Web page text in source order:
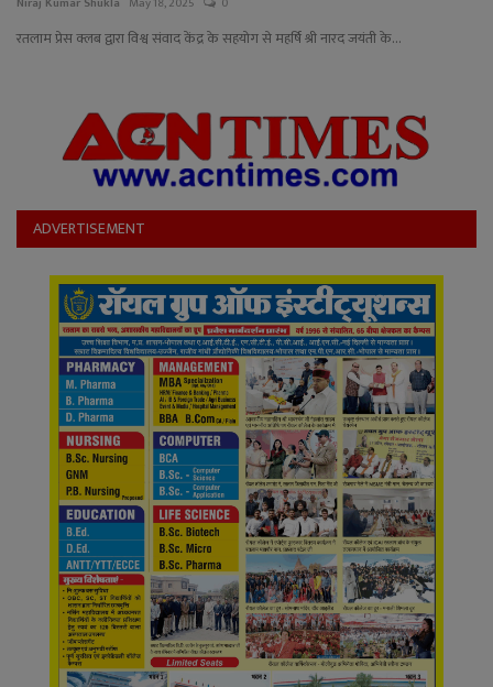
रतलाम प्रेस क्लब द्वारा विश्व संवाद केंद्र के सहयोग से महर्षि श्री नारद जयंती के...
ADVERTISEMENT